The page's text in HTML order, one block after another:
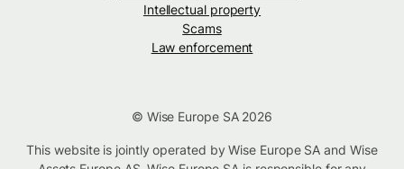
Intellectual property
Scams
Law enforcement
© Wise Europe SA 2026
This website is jointly operated by Wise Europe SA and Wise